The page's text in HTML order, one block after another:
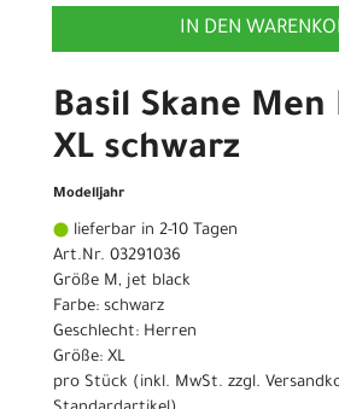
IN DEN
Basil Skane
XL schwarz
Modelljahr
lieferbar in 2-10 Tagen
Art.Nr. 03291036
Größe M, jet black
Farbe: schwarz
Geschlecht: Herren
Größe: XL
pro Stück (inkl. MwSt. zzgl.